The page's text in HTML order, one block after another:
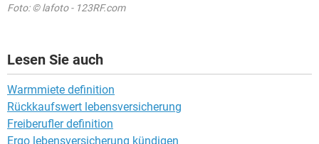
Foto: © lafoto - 123RF.com
Lesen Sie auch
Warmmiete definition
Rückkaufswert lebensversicherung
Freiberufler definition
Ergo lebensversicherung kündigen